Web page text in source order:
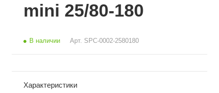
mini 25/80-180
В наличии Арт. SPC-0002-2580180
Характеристики